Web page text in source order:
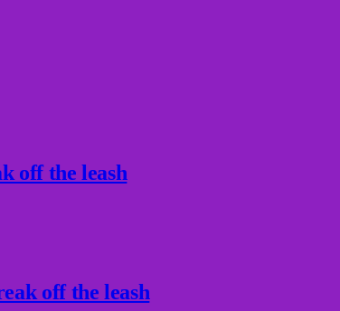
off the leash
off the leash